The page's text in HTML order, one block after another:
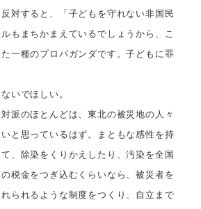
対すると、「子どもを守れない非国民
もまちかまえているでしょうから、こ
一種のプロパガンダです。子どもに罪
いでほしい。
派のほとんどは、東北の被災地の人々
と思っているはず。まともな感性を持
、除染をくりかえしたり、汚染を全国
税金をつぎ込むくらいなら、被災者を
られるような制度をつくり、自立まで